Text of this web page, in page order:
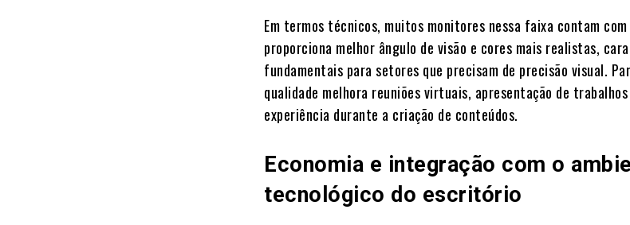
Em termos técnicos, muitos monitores nessa faixa contam
proporciona melhor ângulo de visão e cores mais realistas,
fundamentais para setores que precisam de precisão visual.
qualidade melhora reuniões virtuais, apresentação de
experiência durante a criação de conteúdos.
Economia e integração com o
tecnológico do escritório